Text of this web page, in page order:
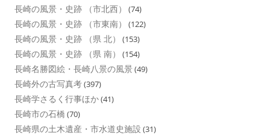
長崎の風景・史跡 （市北西） (74)
長崎の風景・史跡 （市東南） (122)
長崎の風景・史跡 （県 北） (153)
長崎の風景・史跡 （県 南） (154)
長崎名勝図絵・長崎八景の風景 (49)
長崎外の古写真考(397)
長崎学さるく行事ほか(41)
長崎市の石橋 (70)
長崎県の土木遺産・市水道史施設 (31)